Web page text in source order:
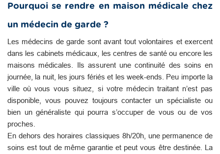
Pourquoi se rendre en maison médicale chez
un médecin de garde ?
Les médecins de garde sont avant tout volontaires et exercent
dans les cabinets médicaux, les centres de santé ou encore les
maisons médicales. Ils assurent une continuité des soins en
journée, la nuit, les jours fériés et les week-ends. Peu importe la
ville où vous vous situez, si votre médecin traitant n’est pas
disponible, vous pouvez toujours contacter un spécialiste ou
bien un généraliste qui pourra s’occuper de vous ou de vos
proches.
En dehors des horaires classiques 8h/20h, une permanence de
soins est tout de même garantie et peut vous être destinée. La